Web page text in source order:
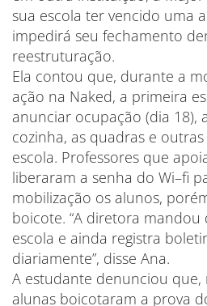
sua escola ter vencido uma
impedirá seu fechamento
reestruturação.
Ela contou que, durante a
ação na Naked, a primeira
anunciar ocupação (dia 18),
cozinha, as quadras e
escola. Professores que
liberaram a senha do Wi–fi
mobilização os alunos,
boicote. “A diretora mandou
escola e ainda registra
diariamente”, disse Ana.
A estudante denunciou
alunas boicotaram a prova